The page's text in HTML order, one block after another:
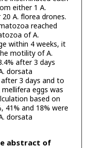
either 1 A.
A. florea drones.
reached
of A.
within 4 weeks, it
motility of A.
after 3 days
dorsata
3 days and to
eggs was
based on
41% and 18% were
dorsata
abstract of